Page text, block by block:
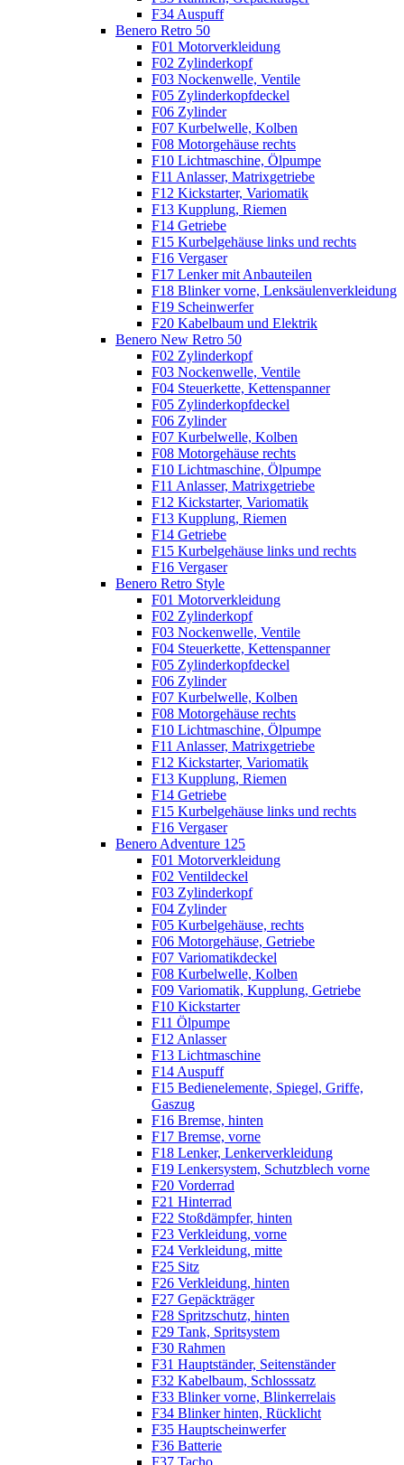
F34 Auspuff
Benero Retro 50
F01 Motorverkleidung
F02 Zylinderkopf
F03 Nockenwelle, Ventile
F05 Zylinderkopfdeckel
F06 Zylinder
F07 Kurbelwelle, Kolben
F08 Motorgehäuse rechts
F10 Lichtmaschine, Ölpumpe
F11 Anlasser, Matrixgetriebe
F12 Kickstarter, Variomatik
F13 Kupplung, Riemen
F14 Getriebe
F15 Kurbelgehäuse links und rechts
F16 Vergaser
F17 Lenker mit Anbauteilen
F18 Blinker vorne, Lenksäulenverkleidung
F19 Scheinwerfer
F20 Kabelbaum und Elektrik
Benero New Retro 50
F02 Zylinderkopf
F03 Nockenwelle, Ventile
F04 Steuerkette, Kettenspanner
F05 Zylinderkopfdeckel
F06 Zylinder
F07 Kurbelwelle, Kolben
F08 Motorgehäuse rechts
F10 Lichtmaschine, Ölpumpe
F11 Anlasser, Matrixgetriebe
F12 Kickstarter, Variomatik
F13 Kupplung, Riemen
F14 Getriebe
F15 Kurbelgehäuse links und rechts
F16 Vergaser
Benero Retro Style
F01 Motorverkleidung
F02 Zylinderkopf
F03 Nockenwelle, Ventile
F04 Steuerkette, Kettenspanner
F05 Zylinderkopfdeckel
F06 Zylinder
F07 Kurbelwelle, Kolben
F08 Motorgehäuse rechts
F10 Lichtmaschine, Ölpumpe
F11 Anlasser, Matrixgetriebe
F12 Kickstarter, Variomatik
F13 Kupplung, Riemen
F14 Getriebe
F15 Kurbelgehäuse links und rechts
F16 Vergaser
Benero Adventure 125
F01 Motorverkleidung
F02 Ventildeckel
F03 Zylinderkopf
F04 Zylinder
F05 Kurbelgehäuse, rechts
F06 Motorgehäuse, Getriebe
F07 Variomatikdeckel
F08 Kurbelwelle, Kolben
F09 Variomatik, Kupplung, Getriebe
F10 Kickstarter
F11 Ölpumpe
F12 Anlasser
F13 Lichtmaschine
F14 Auspuff
F15 Bedienelemente, Spiegel, Griffe,
Gaszug
F16 Bremse, hinten
F17 Bremse, vorne
F18 Lenker, Lenkerverkleidung
F19 Lenkersystem, Schutzblech vorne
F20 Vorderrad
F21 Hinterrad
F22 Stoßdämpfer, hinten
F23 Verkleidung, vorne
F24 Verkleidung, mitte
F25 Sitz
F26 Verkleidung, hinten
F27 Gepäckträger
F28 Spritzschutz, hinten
F29 Tank, Spritsystem
F30 Rahmen
F31 Hauptständer, Seitenständer
F32 Kabelbaum, Schlosssatz
F33 Blinker vorne, Blinkerrelais
F34 Blinker hinten, Rücklicht
F35 Hauptscheinwerfer
F36 Batterie
F37 Tacho